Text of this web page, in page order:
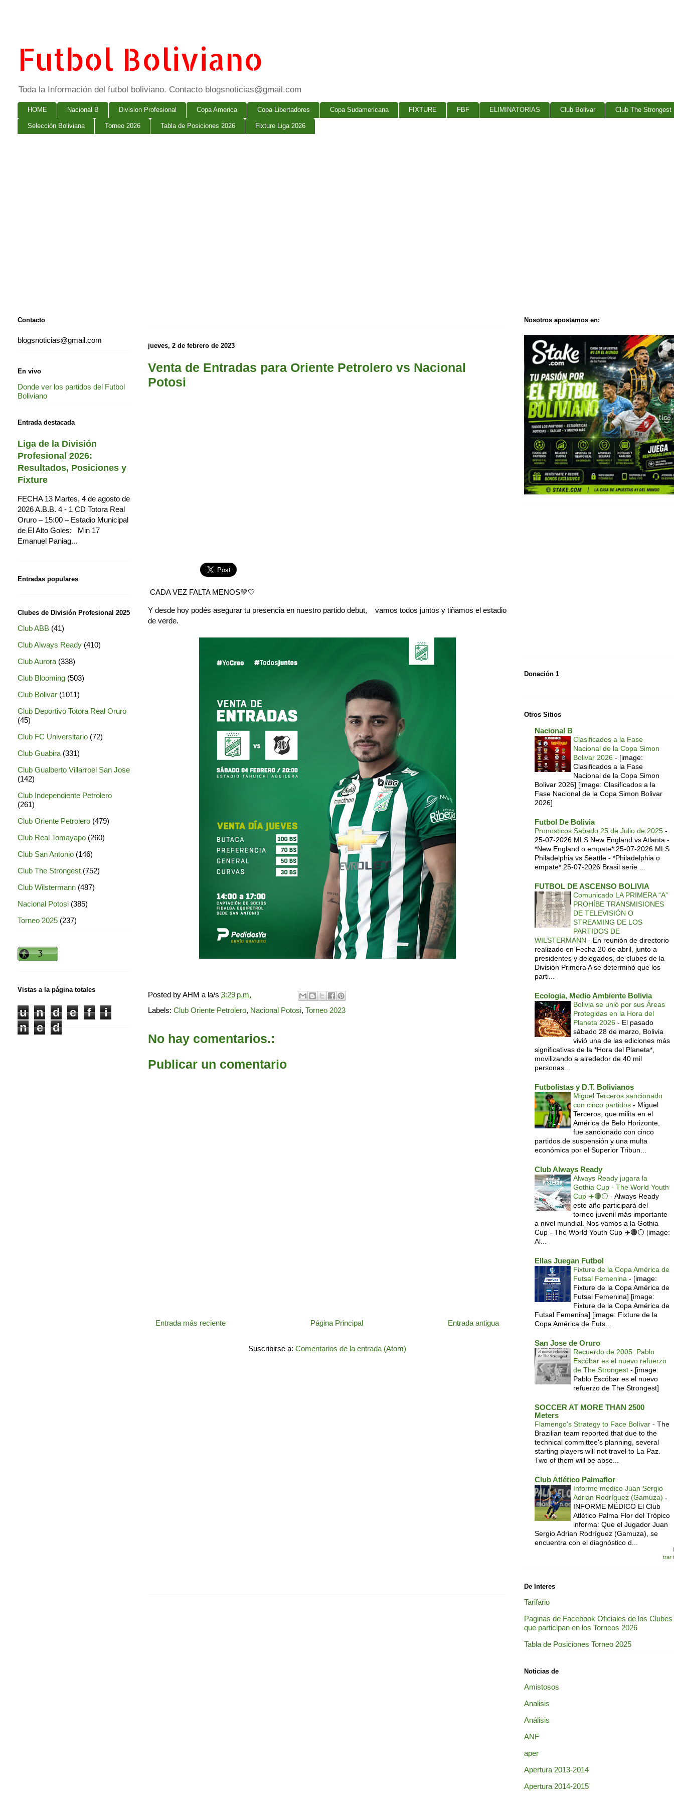
Futbol Boliviano
Toda la Información del futbol boliviano. Contacto blogsnoticias@gmail.com
HOME Nacional B Division Profesional Copa America Copa Libertadores Copa Sudamericana FIXTURE FBF ELIMINATORIAS Club Bolivar Club The Strongest
Selección Boliviana Torneo 2026 Tabla de Posiciones 2026 Fixture Liga 2026
jueves, 2 de febrero de 2023
Venta de Entradas para Oriente Petrolero vs Nacional
Potosi
CADA VEZ FALTA MENOS💚🤍
Y desde hoy podés asegurar tu presencia en nuestro partido debut, vamos todos juntos y tiñamos el estadio
de verde.
Posted byAHM a la/s 3:29 p.m.
Labels: Club Oriente Petrolero, Nacional Potosi, Torneo 2023
No hay comentarios.:
Publicar un comentario
Entrada más reciente Entrada antigua
Página Principal
Suscribirse a: Comentarios de la entrada (Atom)
Contacto
blogsnoticias@gmail.com
En vivo
Donde ver los partidos del Futbol
Boliviano
Entrada destacada
Liga de la División
Profesional 2026:
Resultados, Posiciones y
Fixture
FECHA 13 Martes, 4 de agosto de
2026 A.B.B. 4 - 1 CD Totora Real
Oruro – 15:00 – Estadio Municipal
de El Alto Goles: Min 17
Emanuel Paniag...
Entradas populares
Clubes de División Profesional 2025
Club ABB (41)
Club Always Ready (410)
Club Aurora (338)
Club Blooming (503)
Club Bolivar (1011)
Club Deportivo Totora Real Oruro
(45)
Club FC Universitario (72)
Club Guabira (331)
Club Gualberto Villarroel San Jose
(142)
Club Independiente Petrolero
(261)
Club Oriente Petrolero (479)
Club Real Tomayapo (260)
Club San Antonio (146)
Club The Strongest (752)
Club Wilstermann (487)
Nacional Potosi (385)
Torneo 2025 (237)
Vistas a la página totales
u n d e f
i
n
e d
Nosotros apostamos en:
Donación 1
Otros Sitios
Nacional B
Clasificados a la Fase
Nacional de la Copa Simon
Bolivar 2026 - [image:
Clasificados a la Fase
Nacional de la Copa Simon
Bolivar 2026] [image: Clasificados a la
Fase Nacional de la Copa Simon Bolivar
2026]
Futbol De Bolivia
Pronosticos Sabado 25 de Julio de 2025 -
25-07-2026 MLS New England vs Atlanta -
*New England o empate* 25-07-2026 MLS
Philadelphia vs Seattle - *Philadelphia o
empate* 25-07-2026 Brasil serie ...
FUTBOL DE ASCENSO BOLIVIA
Comunicado LA PRIMERA “A”
PROHÍBE TRANSMISIONES
DE TELEVISIÓN O
STREAMING DE LOS
PARTIDOS DE
WILSTERMANN - En reunión de directorio
realizado en Fecha 20 de abril, junto a
presidentes y delegados, de clubes de la
División Primera A se determinó que los
parti...
Ecologia, Medio Ambiente Bolivia
Bolivia se unió por sus Áreas
Protegidas en la Hora del
Planeta 2026 - El pasado
sábado 28 de marzo, Bolivia
vivió una de las ediciones más
significativas de la *Hora del Planeta*,
movilizando a alrededor de 40 mil
personas...
Futbolistas y D.T. Bolivianos
Miguel Terceros sancionado
con cinco partidos - Miguel
Terceros, que milita en el
América de Belo Horizonte,
fue sancionado con cinco
partidos de suspensión y una multa
económica por el Superior Tribun...
Club Always Ready
Always Ready jugara la
Gothia Cup - The World Youth
Cup ✈️🔴⚪️ - Always Ready
este año participará del
torneo juvenil más importante
a nivel mundial. Nos vamos a la Gothia
Cup - The World Youth Cup ✈️🔴⚪️ [image:
Al...
Ellas Juegan Futbol
Fixture de la Copa América de
Futsal Femenina - [image:
Fixture de la Copa América de
Futsal Femenina] [image:
Fixture de la Copa América de
Futsal Femenina] [image: Fixture de la
Copa América de Futs...
San Jose de Oruro
Recuerdo de 2005: Pablo
Escóbar es el nuevo refuerzo
de The Strongest - [image:
Pablo Escóbar es el nuevo
refuerzo de The Strongest]
SOCCER AT MORE THAN 2500
Meters
Flamengo's Strategy to Face Bolívar - The
Brazilian team reported that due to the
technical committee's planning, several
starting players will not travel to La Paz.
Two of them will be abse...
Club Atlético Palmaflor
Informe medico Juan Sergio
Adrian Rodríguez (Gamuza) -
INFORME MÉDICO El Club
Atlético Palma Flor del Trópico
informa: Que el Jugador Juan
Sergio Adrian Rodríguez (Gamuza), se
encuentra con el diagnóstico d...
trar
De Interes
Tarifario
Paginas de Facebook Oficiales de los Clubes
que participan en los Torneos 2026
Tabla de Posiciones Torneo 2025
Noticias de
Amistosos
Analisis
Análisis
ANF
aper
Apertura 2013-2014
Apertura 2014-2015